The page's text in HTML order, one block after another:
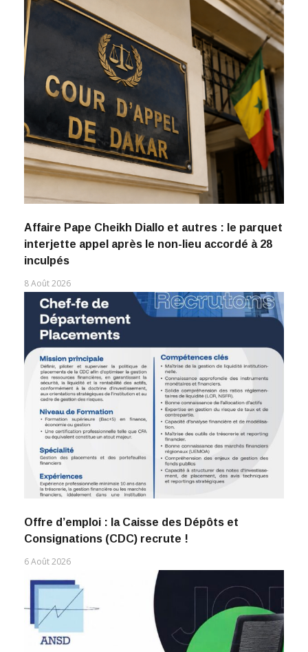
Affaire Pape Cheikh Diallo et autres : le parquet
interjette appel après le non-lieu accordé à 28
inculpés
8 Août 2026
Offre d’emploi : la Caisse des Dépôts et
Consignations (CDC) recrute !
6 Août 2026